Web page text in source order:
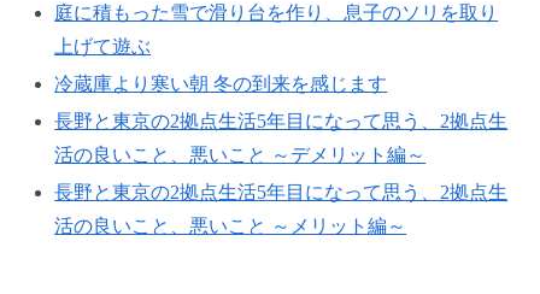
庭に積もった雪で滑り台を作り、息子のソリを取り
上げて遊ぶ
冷蔵庫より寒い朝 冬の到来を感じます
長野と東京の2拠点生活5年目になって思う、2拠点生
活の良いこと、悪いこと ～デメリット編～
長野と東京の2拠点生活5年目になって思う、2拠点生
活の良いこと、悪いこと ～メリット編～